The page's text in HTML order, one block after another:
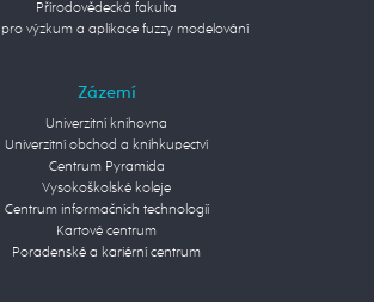
Přírodovědecká fakulta
pro výzkum a aplikace fuzzy modelování
Zázemí
Univerzitní knihovna
Univerzitní obchod a knihkupectví
Centrum Pyramida
Vysokoškolské koleje
Centrum informačních technologií
Kartové centrum
Poradenské a kariérní centrum